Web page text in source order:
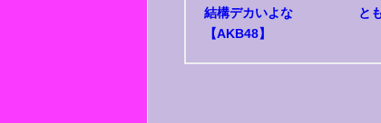
結構デカいよな
【AKB48】
と